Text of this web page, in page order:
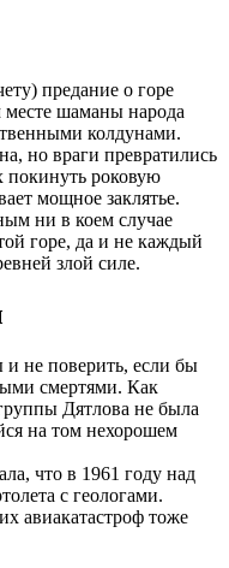
предание о горе
месте шаманы народа
колдунами.
но враги превратились
покинуть роковую
мощное заклятье.
ни в коем случае
горе, да и не каждый
злой силе.
не поверить, если бы
смертями. Как
Дятлова не была
на том нехорошем
что в 1961 году над
с геологами.
авиакатастроф тоже